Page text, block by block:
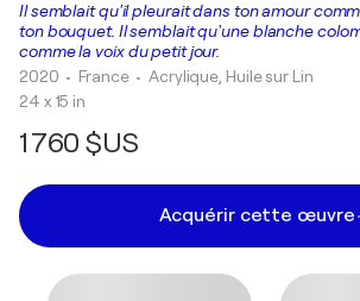
Il semblait qu'il pleurait dans ton amour
ton bouquet. Il semblait qu'une blanche
comme la voix du petit jour.
2020 • France •Acrylique, Huile sur Lin
24 x 15 in
1 760 $US
Acquérir cette œuvre